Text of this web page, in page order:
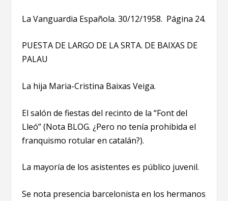
La Vanguardia Española. 30/12/1958. Página 24.
PUESTA DE LARGO DE LA SRTA. DE BAIXAS DE
PALAU
La hija Maria-Cristina Baixas Veiga.
El salón de fiestas del recinto de la “Font del
Lleó” (Nota BLOG. ¿Pero no tenía prohibida el
franquismo rotular en catalán?).
La mayoría de los asistentes es público juvenil.
Se nota presencia barcelonista en los hermanos